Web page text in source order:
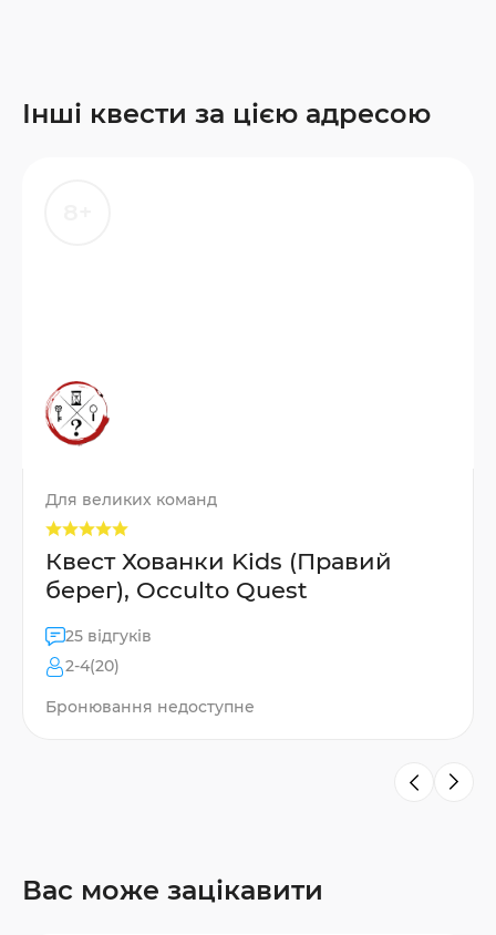
Інші квести за цією адресою
Для великих команд
Квест Хованки Kids (Правий
берег), Occulto Quest
25 відгуків
2-4(20)
Бронювання недоступне
Вас може зацікавити